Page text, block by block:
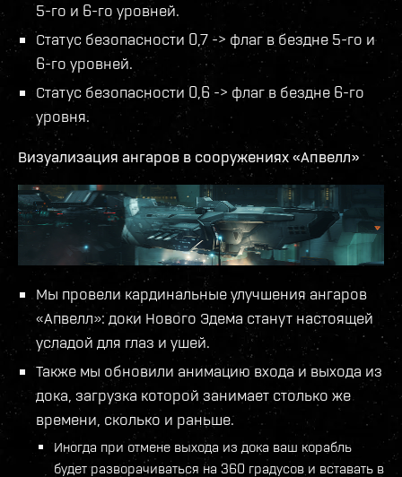
5-го и 6-го уровней.
Статус безопасности 0,7 -> флаг в бездне 5-го и
6-го уровней.
Статус безопасности 0,6 -> флаг в бездне 6-го
уровня.
Визуализация ангаров в сооружениях «Апвелл»
Мы провели кардинальные улучшения ангаров
«Апвелл»: доки Нового Эдема станут настоящей
усладой для глаз и ушей.
Также мы обновили анимацию входа и выхода из
дока, загрузка которой занимает столько же
времени, сколько и раньше.
Иногда при отмене выхода из дока ваш корабль
будет разворачиваться на 360 градусов и вставать в